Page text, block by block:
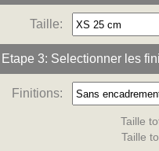
Taille:
Etape 3: Selectionner les
Finitions:
Taille
Taille